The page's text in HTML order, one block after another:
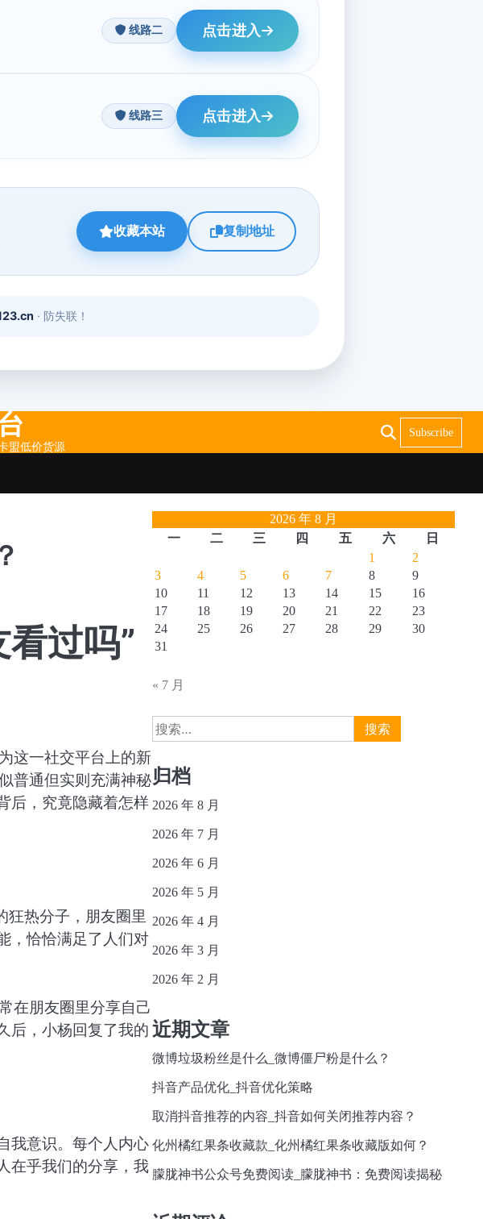
盟低价货源
Subscribe
过吗”
这一社交平台上的新
普通但实则充满神秘
后，究竟隐藏着怎样
狂热分子，朋友圈里
，恰恰满足了人们对
在朋友圈里分享自己
后，小杨回复了我的
我意识。每个人内心
在乎我们的分享，我
2026 年 8 月
一
二 三 四 五 六
日
1
2
3
4 5 6 7 8
9
10
11 12 13 14 15
16
17
18 19 20 21 22
23
24
25 26 27 28 29
30
31
« 7 月
搜
索：
归档
2026 年 8 月
2026 年 7 月
2026 年 6 月
2026 年 5 月
2026 年 4 月
2026 年 3 月
2026 年 2 月
近期文章
微博垃圾粉丝是什么_微博僵尸粉是什么？
抖音产品优化_抖音优化策略
取消抖音推荐的内容_抖音如何关闭推荐内容？
化州橘红果条收藏款_化州橘红果条收藏版如何？
朦胧神书公众号免费阅读_朦胧神书：免费阅读揭秘